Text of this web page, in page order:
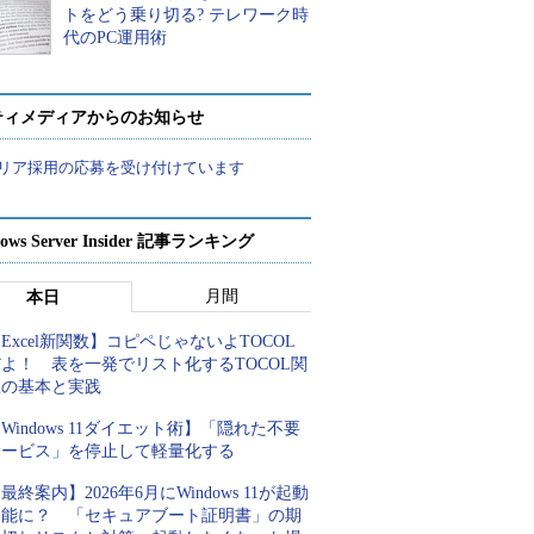
トをどう乗り切る? テレワーク時
代のPC運用術
メディアからのお知らせ
ア採用の応募を受け付けています
Server Insider 記事ランキング
本日 月間
新関数】コピペじゃないよTOCOL
！ 表を一発でリスト化するTOCOL関
基本と実践
11ダイエット術】「隠れた不要
ビス」を停止して軽量化する
終案内】2026年6月にWindows 11が起動
に？ 「セキュアブート証明書」の期